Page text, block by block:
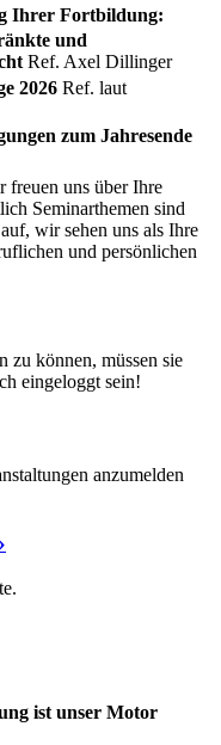
Ihrer Fortbildung:
und
Ref. Axel Dillinger
2026 Ref. laut
zum Jahresende
freuen uns über Ihre
Seminarthemen sind
wir sehen uns als Ihre
und persönlichen
zu können, müssen sie
eingeloggt sein!
anzumelden
ist unser Motor